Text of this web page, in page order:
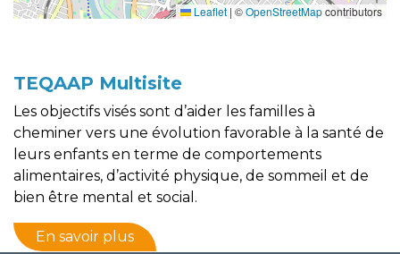
TEQAAP Multisite
Les objectifs visés sont d’aider les familles à
cheminer vers une évolution favorable à la santé de
leurs enfants en terme de comportements
alimentaires, d’activité physique, de sommeil et de
bien être mental et social.
En savoir plus
Leaflet | ©OpenStreetMapcontributors